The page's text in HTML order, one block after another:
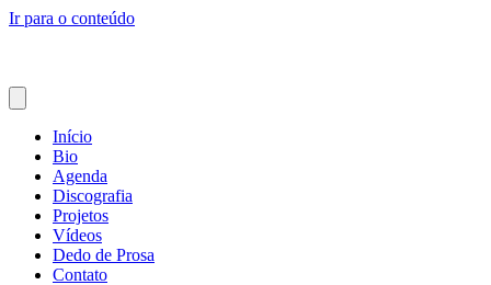
Ir para o conteúdo
Início
Bio
Agenda
Discografia
Projetos
Vídeos
Dedo de Prosa
Contato